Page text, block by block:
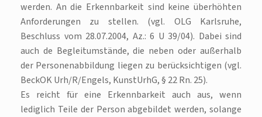
werden. An die Erkennbarkeit sind keine überhöhten
Anforderungen zu stellen. (vgl. OLG Karlsruhe,
Beschluss vom 28.07.2004, Az.: 6 U 39/04). Dabei sind
auch de Begleitumstände, die neben oder außerhalb
der Personenabbildung liegen zu berücksichtigen (vgl.
BeckOK Urh/R/Engels, KunstUrhG, § 22 Rn. 25).
Es reicht für eine Erkennbarkeit auch aus, wenn
lediglich Teile der Person abgebildet werden, solange